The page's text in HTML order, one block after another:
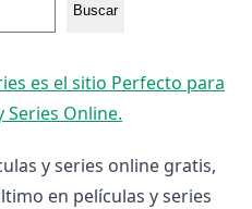
Buscar
es el sitio Perfecto para
Series Online.
y series online gratis,
en películas y series